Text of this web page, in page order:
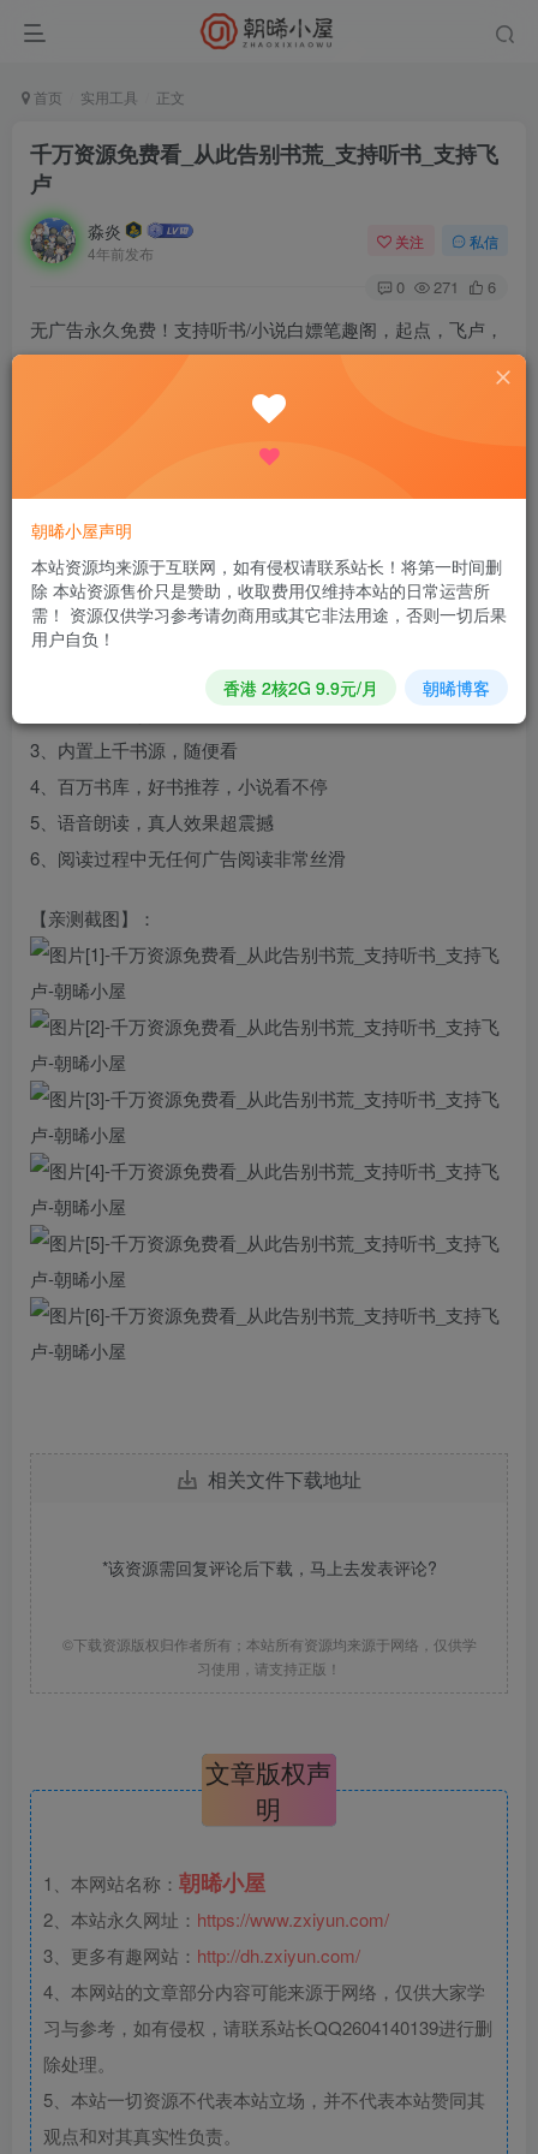
首页 实用工具 正文
千万资源免费看_从此告别书荒_支持听书_支持飞
卢
淼炎
4年前发布
关注 私信
0 271 6
无广告永久免费！支持听书/小说白嫖笔趣阁，起点，飞卢，
免费无广版本，无任何多余的东西，界面简洁漂亮，好不好
【应用大小】：15MB
【支持平台】：安卓(Android)4.4+及更高版本
【测试机型】：小米11
1、全网小说, 实时更新，光速搜索
2、智能本地导入，什么都能看
3、内置上千书源，随便看
4、百万书库，好书推荐，小说看不停
5、语音朗读，真人效果超震撼
6、阅读过程中无任何广告阅读非常丝滑
【亲测截图】：
相关文件下载地址
*该资源需回复评论后下载，马上去发表评论?
©下载资源版权归作者所有；本站所有资源均来源于网络，仅供学
习使用，请支持正版！
文章版权声
明
1、本网站名称： 朝晞小屋
2、本站永久网址： https://www.zxiyun.com/
3、更多有趣网站： http://dh.zxiyun.com/
4、本网站的文章部分内容可能来源于网络，仅供大家学
习与参考，如有侵权，请联系站长QQ2604140139进行删
除处理。
5、本站一切资源不代表本站立场，并不代表本站赞同其
观点和对其真实性负责。
朝晞小屋声明
本站资源均来源于互联网，如有侵权请联系站长！将第一时间删
除 本站资源售价只是赞助，收取费用仅维持本站的日常运营所
需！ 资源仅供学习参考请勿商用或其它非法用途，否则一切后果
用户自负！
香港 2核2G 9.9元/月 朝晞博客